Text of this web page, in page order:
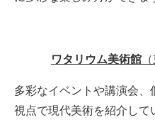
ワタリウム美術館
多彩なイベントや講演会
視点で現代美術を紹介して